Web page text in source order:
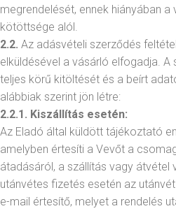
megrendelését, ennek hiányában
kötöttsége alól.
2.2. Az adásvételi szerződés
elküldésével a vásárló elfogadja. A
teljes körű kitöltését és a beírt
alábbiak szerint jön létre:
2.2.1. Kiszállítás esetén:
Az Eladó által küldött tájékoztató
amelyben értesíti a Vevőt a
átadásáról, a szállítás vagy átvétel
utánvétes fizetés esetén az
e-mail értesítő, melyet a rendelés